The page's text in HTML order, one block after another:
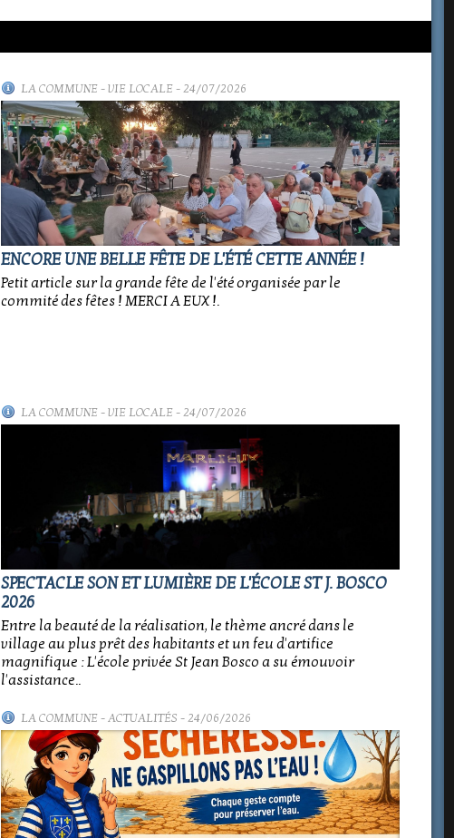
LA COMMUNE-VIE LOCALE- 24/07/2026
ENCORE UNE BELLE FÊTE DE L'ÉTÉ CETTE ANNÉE !
Petit article sur la grande fête de l'été organisée par le
commité des fêtes ! MERCI A EUX !.
LA COMMUNE-VIE LOCALE- 24/07/2026
SPECTACLE SON ET LUMIÈRE DE L'ÉCOLE ST J. BOSCO
2026
Entre la beauté de la réalisation, le thème ancré dans le
village au plus prêt des habitants et un feu d'artifice
magnifique : L'école privée St Jean Bosco a su émouvoir
l'assistance..
LA COMMUNE-ACTUALITÉS - 24/06/2026